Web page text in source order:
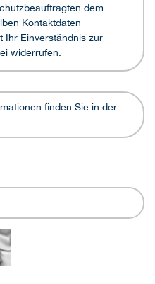
dem
Kontaktdaten
Ihr Einverständnis zur
widerrufen.
finden Sie in der